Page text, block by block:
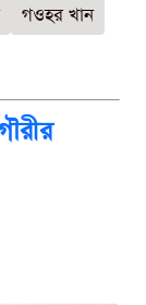
গওহর খান